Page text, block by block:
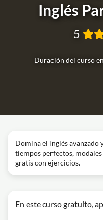
Inglés
Duración del curso
5
Domina el inglés
tiempos perfectos,
gratis con ejercicios.
En este curso gratuito,